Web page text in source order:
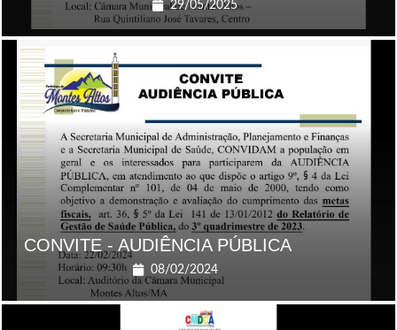
29/05/2025
CONVITE - AUDIÊNCIA PÚBLICA
08/02/2024